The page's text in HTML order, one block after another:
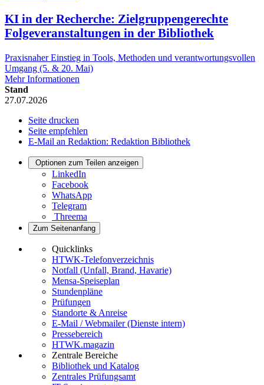
KI in der Recherche: Zielgruppengerechte
Folgeveranstaltungen in der Bibliothek
Praxisnaher Einstieg in Tools, Methoden und verantwortungsvollen
Umgang (5. & 20. Mai)
Mehr Informationen
Stand
27.07.2026
Seite drucken
Seite empfehlen
E-Mail an Redaktion: Redaktion Bibliothek
Optionen zum Teilen anzeigen
LinkedIn
Facebook
WhatsApp
Telegram
Threema
Zum Seitenanfang
Quicklinks
HTWK-Telefonverzeichnis
Notfall (Unfall, Brand, Havarie)
Mensa-Speiseplan
Stundenpläne
Prüfungen
Standorte & Anreise
E-Mail / Webmailer (Dienste intern)
Pressebereich
HTWK.magazin
Zentrale Bereiche
Bibliothek und Katalog
Zentrales Prüfungsamt